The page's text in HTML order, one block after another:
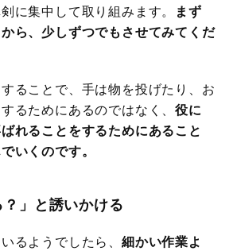
に集中して取り組みます。
まず
ら、少しずつでもさせてみてくだ
ることで、手は物を投げたり、お
るためにあるのではなく、役に
れることをするためにあること
いくのです。
？」と誘いかける
るようでしたら、細かい作業よ